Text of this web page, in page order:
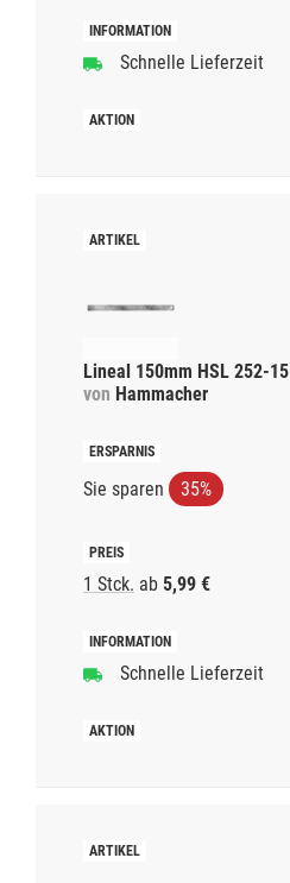
Schnelle Lieferzeit
Lineal 150mm HSL 252-15
von Hammacher
Sie sparen 35%
1 Stck. ab 5,99 €
Schnelle Lieferzeit